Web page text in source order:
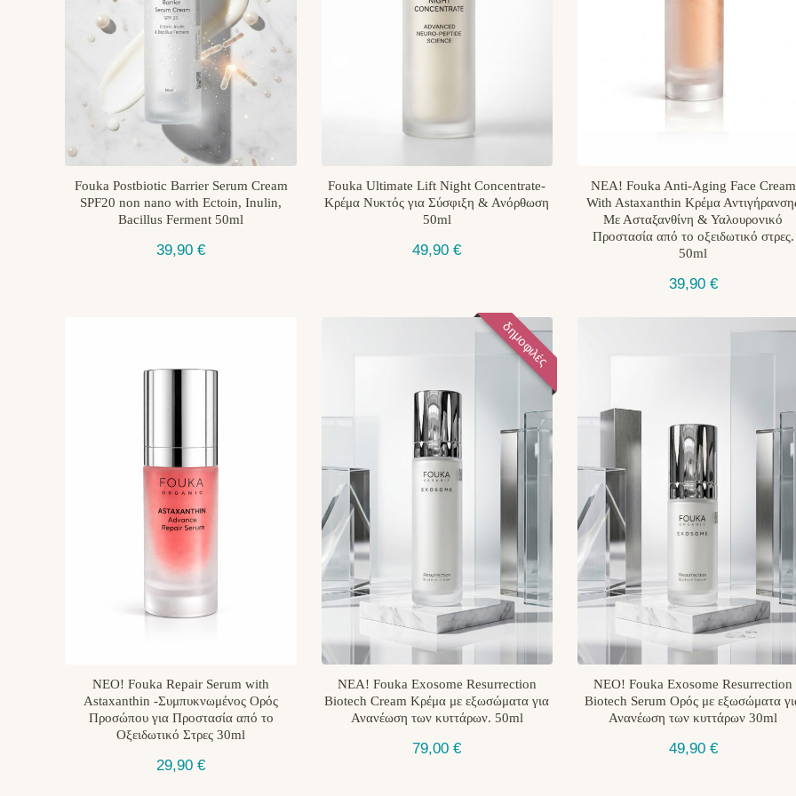
Fouka Postbiotic Barrier Serum Cream
SPF20 non nano with Ectoin, Inulin,
Bacillus Ferment 50ml
39,90€
Fouka Ultimate Lift Night Concentrate-
Κρέμα Νυκτός για Σύσφιξη & Ανόρθωση
50ml
49,90€
NEA! Fouka Anti-Aging Face Cream
With Astaxanthin Κρέμα
Με Ασταξανθίνη & Υαλουρονικό
Προστασία από το οξειδωτικό στρες.
50ml
39,90 €
ΝΕO! Fouka Repair Serum with
Astaxanthin -Συμπυκνωμένος Ορός
Προσώπου για Προστασία από το
Οξειδωτικό Στρες 30ml
29,90€
δημοφιλές
ΝΕΑ! Fouka Exosome Resurrection
Biotech Cream Κρέμα με εξωσώματα για
Ανανέωση των κυττάρων. 50ml
79,00€
ΝΕΟ! Fouka Exosome Resurrection
Biotech Serum Ορός με εξωσώματα
Ανανέωση των κυττάρων 30ml
49,90 €